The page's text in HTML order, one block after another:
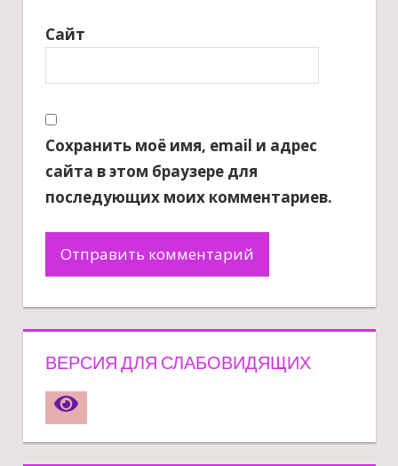
Сайт
Сохранить моё имя, email и адрес
сайта в этом браузере для
последующих моих комментариев.
ВЕРСИЯ ДЛЯ СЛАБОВИДЯЩИХ